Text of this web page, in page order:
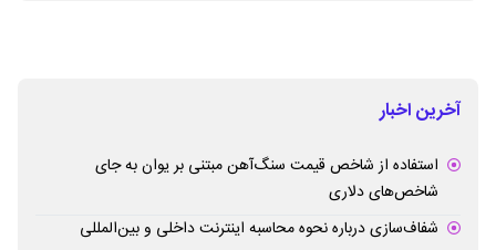
آخرین اخبار
استفاده از شاخص قیمت سنگ‌آهن مبتنی بر یوان به جای
شاخص‌های دلاری
شفاف‌سازی درباره نحوه محاسبه اینترنت داخلی و بین‌المللی